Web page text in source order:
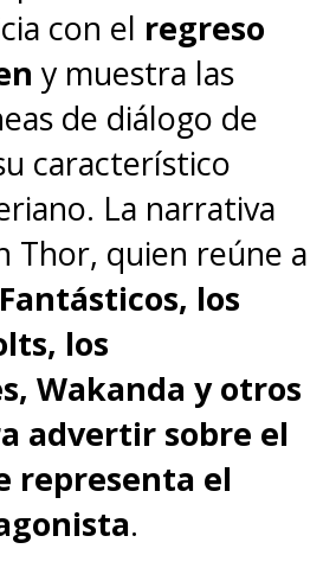
con el regreso
y muestra las
de diálogo de
característico
La narrativa
Thor, quien reúne a
los
los
Wakanda y otros
advertir sobre el
representa el
.